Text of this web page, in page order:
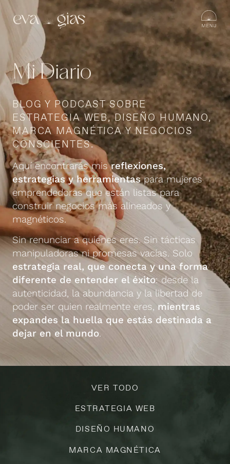
Mi Diario
BLOG Y PODCAST SOBRE
ESTRATEGIA WEB, DISEÑO HUMANO,
MARCA MAGNÉTICA Y NEGOCIOS
CONSCIENTES.
Aquí encontrarás misreflexiones,
estrategias y herramientaspara mujeres
emprendedoras que están listas para
construir negocios más alineados y
magnéticos.
Sin renunciar a quienes eres. Sin tácticas
manipuladoras ni promesas vacías. Solo
estrategia real, que conecta y una forma
diferente de entender el éxito: desde la
autenticidad, la abundancia y la libertad de
poder ser quien realmente eres, mientras
expandes la huella que estás destinada a
dejar en el mundo.
VER TODO
ESTRATEGIA WEB
DISEÑO HUMANO
MARCA MAGNÉTICA